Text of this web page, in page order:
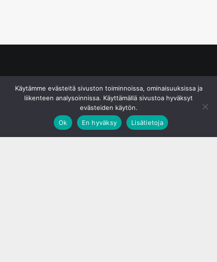
Käytämme evästeitä sivuston toiminnoissa, ominaisuuksissa ja
liikenteen analysoinnissa. Käyttämällä sivustoa hyväksyt
evästeiden käytön.
Ok
En hyväksy Lisätietoja